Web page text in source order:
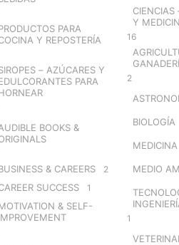
PARA
Y REPOSTERÍA
– AZÚCARES Y
PARA
BOOKS &
& CAREERS 2
SUCCESS 1
& SELF-
CIENCIAS
Y
16
2
BIOLOGÍA
MEDICINA
MEDIO
1